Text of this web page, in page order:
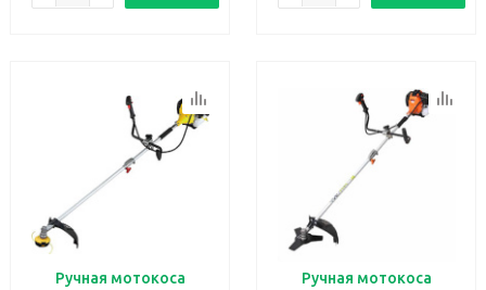
Ручная мотокоса
Ручная мотокоса